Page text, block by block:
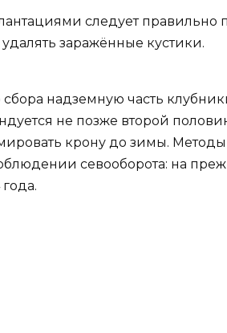
следует правильно
заражённые кустики.
надземную часть
не позже второй
крону до зимы.
севооборота: на